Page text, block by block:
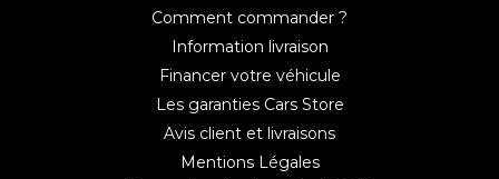
Comment commander ?
Information livraison
Financer votre véhicule
Les garanties Cars Store
Avis client et livraisons
Mentions Légales